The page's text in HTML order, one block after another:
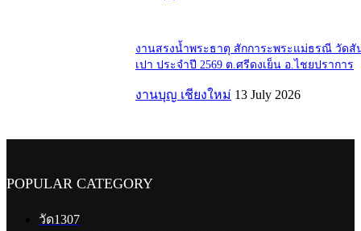
งานสรงน้ำพระธาตุ สักการะพระแม่ธรณี วัดสั
เปา ประจำปี 2569 ต.ศรีดงเย็น อ.ไชยปราการ
งานบุญ เชียงใหม่ 13 July 2026
POPULAR CATEGORY
วัด1307